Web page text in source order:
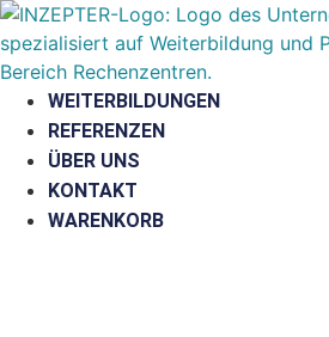
Zum
Inhalt
springen
WEITERBILDUNGEN
REFERENZEN
ÜBER UNS
KONTAKT
WARENKORB